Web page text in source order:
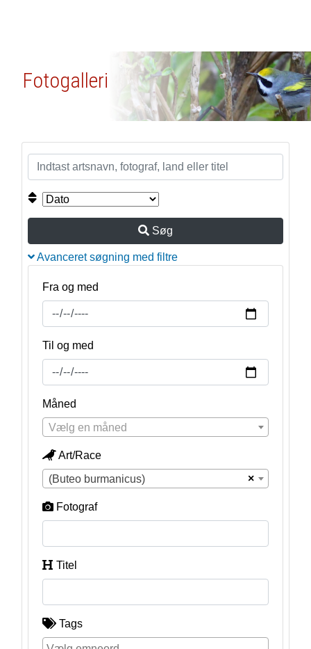
Fotogalleri
Søg
Avanceret søgning med filtre
Fra og med
Til og med
Måned
Vælg en måned
Art/Race
×
(Buteo burmanicus)
Fotograf
Titel
Tags